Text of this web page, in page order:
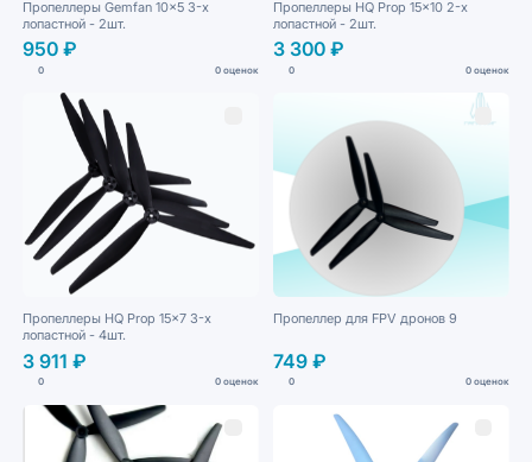
Пропеллеры Gemfan 10x5 3-х
лопастной - 2шт.
950 ₽
0 0 оценок
Пропеллеры HQ Prop 15x10 2-х
лопастной - 2шт.
3 300 ₽
0 0 оценок
Пропеллеры HQ Prop 15x7 3-х
лопастной - 4шт.
3 911 ₽
0 0 оценок
Пропеллер для FPV дронов 9
749 ₽
0 0 оценок